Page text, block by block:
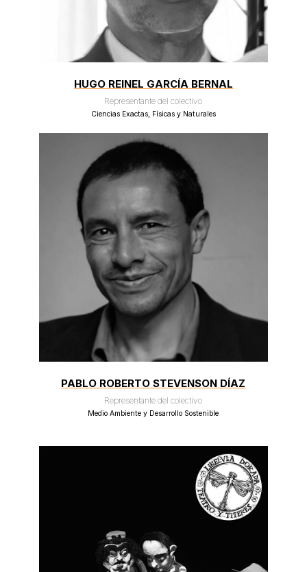
HUGO REINEL GARCÍA BERNAL
Representante del colectivo
Ciencias Exactas, Físicas y Naturales
PABLO ROBERTO STEVENSON DÍAZ
Representante del colectivo
Medio Ambiente y Desarrollo Sostenible